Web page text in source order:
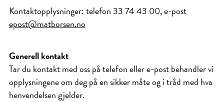
Kontaktopplysninger: telefon 33 74 43 00, e-post
epost@matborsen.no
Generell kontakt
Tar du kontakt med oss på telefon eller e-post behandler vi
opplysningene om deg på en sikker måte og i tråd med hva
henvendelsen gjelder.